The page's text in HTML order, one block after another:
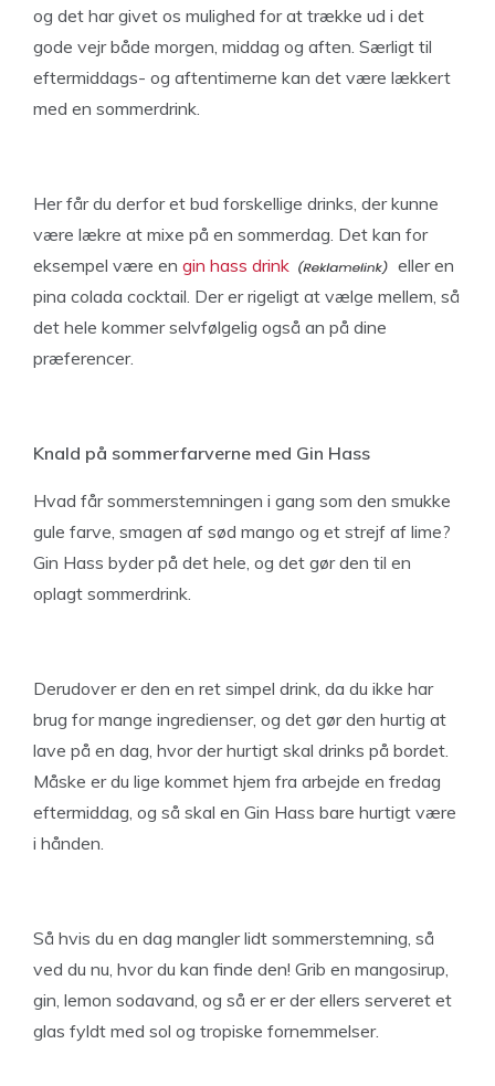
og det har givet os mulighed for at trække ud i det
gode vejr både morgen, middag og aften. Særligt til
eftermiddags- og aftentimerne kan det være lækkert
med en sommerdrink.
Her får du derfor et bud forskellige drinks, der kunne
være lækre at mixe på en sommerdag. Det kan for
eksempel være en gin hass drink
eller en
pina colada cocktail. Der er rigeligt at vælge mellem, så
det hele kommer selvfølgelig også an på dine
præferencer.
Knald på sommerfarverne med Gin Hass
Hvad får sommerstemningen i gang som den smukke
gule farve, smagen af sød mango og et strejf af lime?
Gin Hass byder på det hele, og det gør den til en
oplagt sommerdrink.
Derudover er den en ret simpel drink, da du ikke har
brug for mange ingredienser, og det gør den hurtig at
lave på en dag, hvor der hurtigt skal drinks på bordet.
Måske er du lige kommet hjem fra arbejde en fredag
eftermiddag, og så skal en Gin Hass bare hurtigt være
i hånden.
Så hvis du en dag mangler lidt sommerstemning, så
ved du nu, hvor du kan finde den! Grib en mangosirup,
gin, lemon sodavand, og så er er der ellers serveret et
glas fyldt med sol og tropiske fornemmelser.